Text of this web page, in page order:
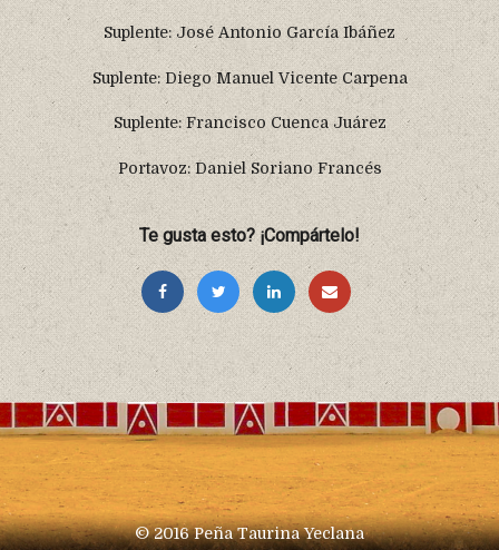
Suplente: José Antonio García Ibáñez
Suplente: Diego Manuel Vicente Carpena
Suplente: Francisco Cuenca Juárez
Portavoz: Daniel Soriano Francés
Te gusta esto? ¡Compártelo!
© 2016 Peña Taurina Yeclana